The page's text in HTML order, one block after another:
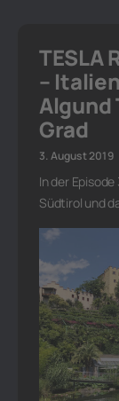
TESLA
–
Algund
Grad
3. August 2019
In der
Südtirol und